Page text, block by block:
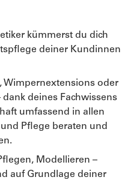
kümmerst du dich
deiner Kundinnen
Wimpernextensions oder
deines Fachwissens
umfassend in allen
Pflege beraten und
Modellieren –
auf Grundlage deiner